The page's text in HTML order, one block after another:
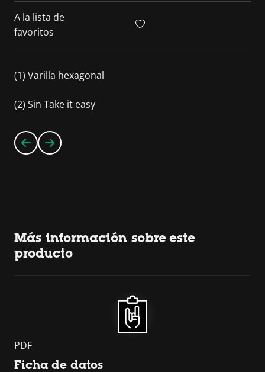
A la lista de
favoritos
(1) Varilla hexagonal
(2) Sin Take it easy
Más información sobre este
producto
PDF
Ficha de datos